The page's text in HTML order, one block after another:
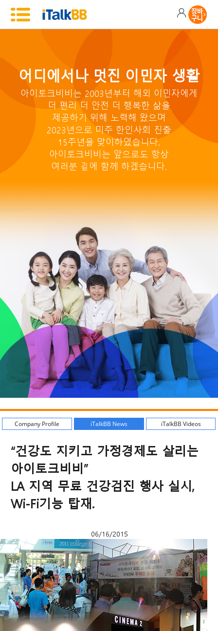
어디에서나 멋진 이민자 생활
아이토크비비는 2003년부터 해외 이민자에게
더 편리 더 안전 더 행복한 삶을
제공하기 위해 노력해 왔으며
2023년으로 미주 한인사회 진출
15주년을 맞이하였습니다.
아이토크비비는 앞으로도 항상
여러분 곁에 함께 하겠습니다.
Company Profile iTalkBB News iTalkBB Videos
“건강도 지키고 가정경제도 살리는
아이토크비비”
LA 지역 무료 건강검진 행사 실시,
Wi-Fi기능 탑재.
06/16/2015